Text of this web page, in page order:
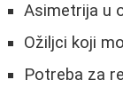
Asimetrija u
Ožiljci koji
Potreba za